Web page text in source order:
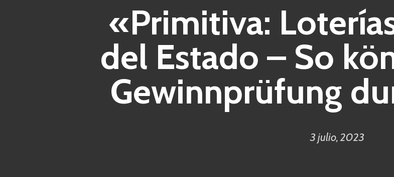
«Primitiva:
del Estado – So
Gewinnprüfung
3 julio, 2023